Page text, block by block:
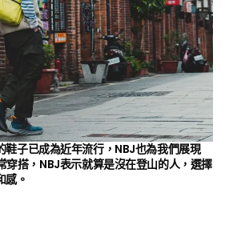
子已成為近年流行，NBJ也為我們展現
搭，NBJ表示就算是沒在登山的人，選擇
感。